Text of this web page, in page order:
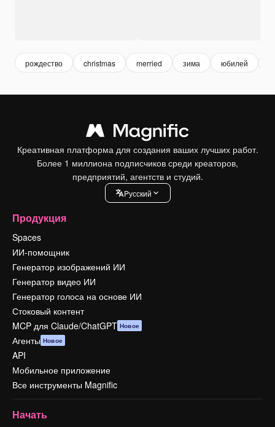
рождество christmas merried зима юбилей
Креативная платформа для создания ваших лучших работ.
Более 1 миллиона подписчиков среди креаторов,
предприятий, агентств и студий.
Pусский
Продукция
Spaces
ИИ-помощник
Генератор изображений ИИ
Генератор видео ИИ
Генератор голоса на основе ИИ
Стоковый контент
MCP для Claude/ChatGPT Новое
Агенты Новое
API
Мобильное приложение
Все инструменты Magnific
Начать